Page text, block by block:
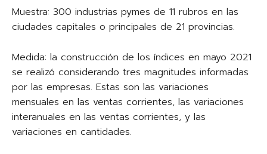
Muestra: 300 industrias pymes de 11 rubros en las
ciudades capitales o principales de 21 provincias.
Medida: la construcción de los índices en mayo 2021
se realizó considerando tres magnitudes informadas
por las empresas. Estas son las variaciones
mensuales en las ventas corrientes, las variaciones
interanuales en las ventas corrientes, y las
variaciones en cantidades.